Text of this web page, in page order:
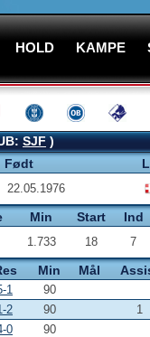
HOLD KAMPE
SJF)
Født
22.05.1976
Min Start Ind
1.733 18 7
Min Mål
1
90
2 90
1
0
90